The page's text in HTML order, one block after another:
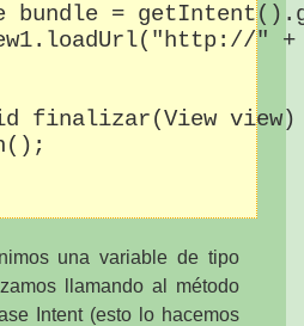
bundle =
"
finalizar(View view)
una variable de tipo
llamando al método
Intent (esto lo hacemos